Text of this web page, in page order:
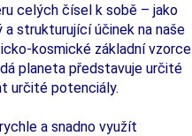
celých čísel k sobě – jako
strukturující účinek na naše
kosmické základní vzorce
planeta představuje určité
určité potenciály.
a snadno využít